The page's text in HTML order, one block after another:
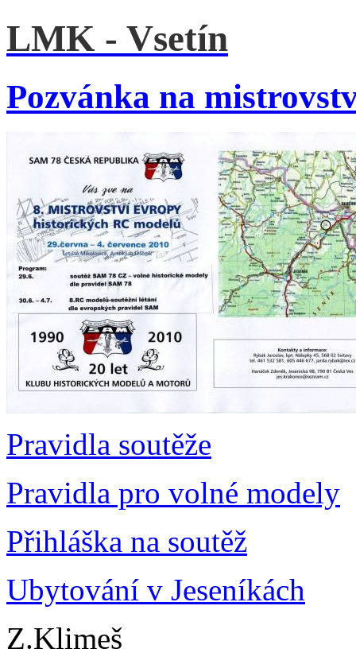
LMK - Vsetín
Pozvánka na
Pravidla soutěže
Pravidla pro volné modely
Přihláška na soutěž
Ubytování v Jeseníkách
Z.Klimeš